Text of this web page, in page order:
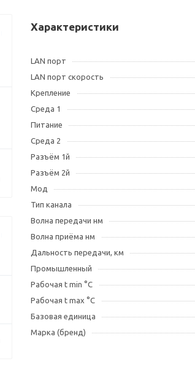
Характеристики
LAN порт
LAN порт скорость
Крепление
Среда 1
Питание
Среда 2
Разъём 1й
Разъём 2й
Мод
Тип канала
Волна передачи нм
Волна приёма нм
Дальность передачи, км
Промышленный
Рабочая t min °C
Рабочая t max °C
Базовая единица
Марка (бренд)